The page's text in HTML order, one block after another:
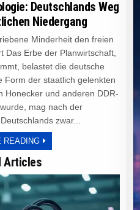
Deutschlands Weg
Niedergang
Minderheit den freien
Das Erbe der Planwirtschaft,
belastet die deutsche
Form der staatlich gelenkten
Honecker und anderen DDR-
mag nach der
zwar...
READINGPLANWIRTSCHAFT
UND
DEUTSCHLANDS
WEG
IN
DEN
WIRTSCHAFTLICHEN
NIEDERGANG
Articles